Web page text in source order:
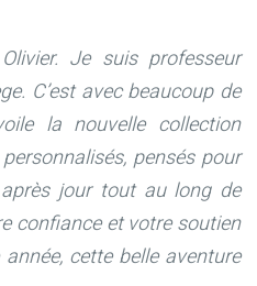
Je suis professeur
C’est avec beaucoup de
la nouvelle collection
pensés pour
jour tout au long de
confiance et votre soutien
cette belle aventure